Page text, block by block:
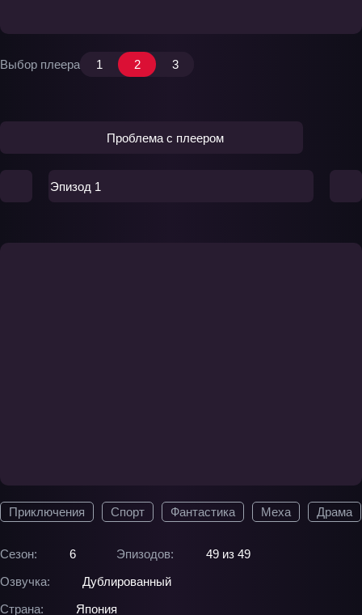
Приключения Спорт Фантастика Меха Драма
Сезон: 6 Эпизодов:
49 из 49
Озвучка:
Дублированный
Страна:
Япония
Выбор плеера 1 2 3
Проблема с плеером
Эпизод 1